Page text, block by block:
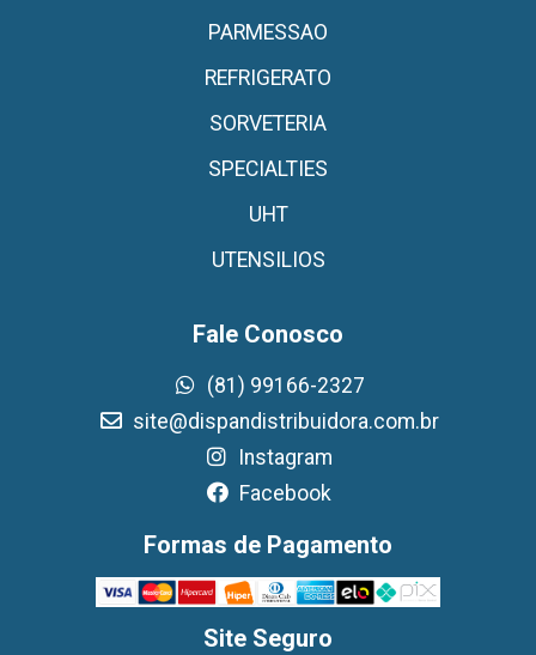
PARMESSAO
REFRIGERATO
SORVETERIA
SPECIALTIES
UHT
UTENSILIOS
Fale Conosco
(81) 99166-2327
site@dispandistribuidora.com.br
Instagram
Facebook
Formas de Pagamento
Site Seguro